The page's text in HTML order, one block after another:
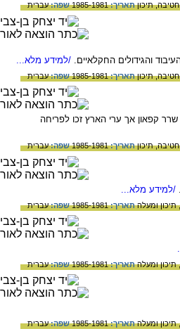
חטיבה,תיכוןתאריך:1985-1981 שפה:עברית
והגידולים החקלאיים. /למידע מלא...
חטיבה,תיכוןתאריך:1985-1981 שפה:עברית
קפאון אך ערי הארץ זכו לפריחה
חטיבה,תיכוןתאריך:1985-1981 שפה:עברית
/למידע מלא...
תיכון ומעלהתאריך:1985-1981 שפה:עברית
תיכון ומעלהתאריך:1985-1981 שפה:עברית
תיכון ומעלהתאריך:1985-1981 שפה:עברית